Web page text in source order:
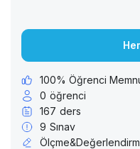
100% Öğrenci
0 öğrenci
167 ders
9 Sınav